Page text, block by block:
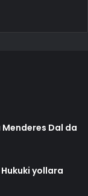
Menderes Dal da
Hukuki yollara